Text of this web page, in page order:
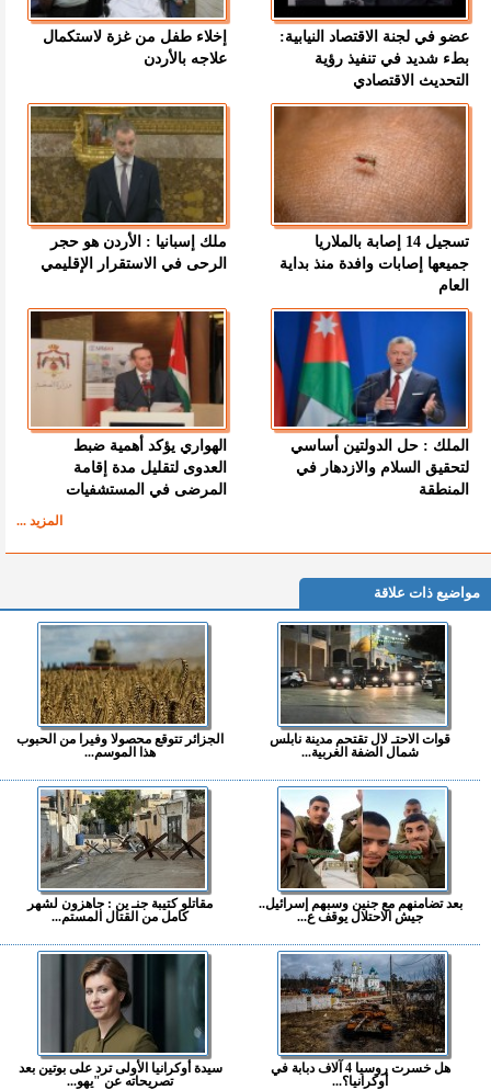
عضو في لجنة الاقتصاد النيابية:
بطء شديد في تنفيذ رؤية
التحديث الاقتصادي
إخلاء طفل من غزة لاستكمال
علاجه بالأردن
تسجيل 14 إصابة بالملاريا
جميعها إصابات وافدة منذ بداية
العام
ملك إسبانيا : الأردن هو حجر
الرحى في الاستقرار الإقليمي
الملك : حل الدولتين أساسي
لتحقيق السلام والازدهار في
المنطقة
الهواري يؤكد أهمية ضبط
العدوى لتقليل مدة إقامة
المرضى في المستشفيات
المزيد ...
مواضيع ذات علاقة
قوات الاحتـ لال تقتحم مدينة نابلس
شمال الضفة الغربية...
الجزائر تتوقع محصولا وفيرا من الحبوب
هذا الموسم...
بعد تضامنهم مع جنين وسبهم إسرائيل..
جيش الاحتلال يوقف ع...
مقاتلو كتيبة جنـ ين : جاهزون لشهر
كامل من القتال المستم...
هل خسرت روسيا 4 آلاف دبابة في
أوكرانيا؟...
سيدة أوكرانيا الأولى ترد على بوتين بعد
تصريحاته عن "يهو...